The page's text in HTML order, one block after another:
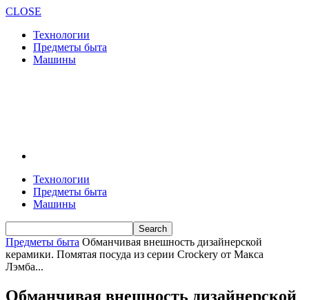
CLOSE
Технологии
Предметы быта
Машины
Технологии
Предметы быта
Машины
Предметы быта Обманчивая внешность дизайнерской
керамики. Помятая посуда из серии Crockery от Макса
Лэмба...
Обманчивая внешность дизайнерской